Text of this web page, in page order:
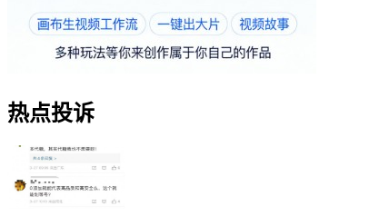
热点投诉